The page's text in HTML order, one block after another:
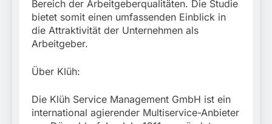
Bereich der Arbeitgeberqualitäten. Die Studie
bietet somit einen umfassenden Einblick in
die Attraktivität der Unternehmen als
Arbeitgeber.
Über Klüh:
Die Klüh Service Management GmbH ist ein
international agierender Multiservice-Anbieter